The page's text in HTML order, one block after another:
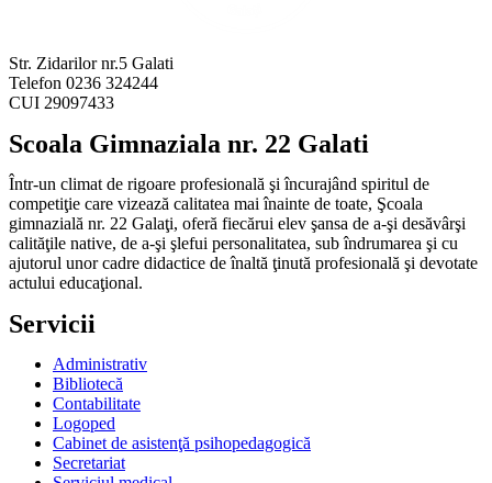
Str. Zidarilor nr.5 Galati
Telefon 0236 324244
CUI 29097433
Scoala Gimnaziala nr. 22 Galati
Într-un climat de rigoare profesională şi încurajând spiritul de
competiţie care vizează calitatea mai înainte de toate, Şcoala
gimnazială nr. 22 Galaţi, oferă fiecărui elev şansa de a-şi desăvârşi
calităţile native, de a-şi şlefui personalitatea, sub îndrumarea şi cu
ajutorul unor cadre didactice de înaltă ţinută profesională şi devotate
actului educaţional.
Servicii
Administrativ
Bibliotecă
Contabilitate
Logoped
Cabinet de asistenţă psihopedagogică
Secretariat